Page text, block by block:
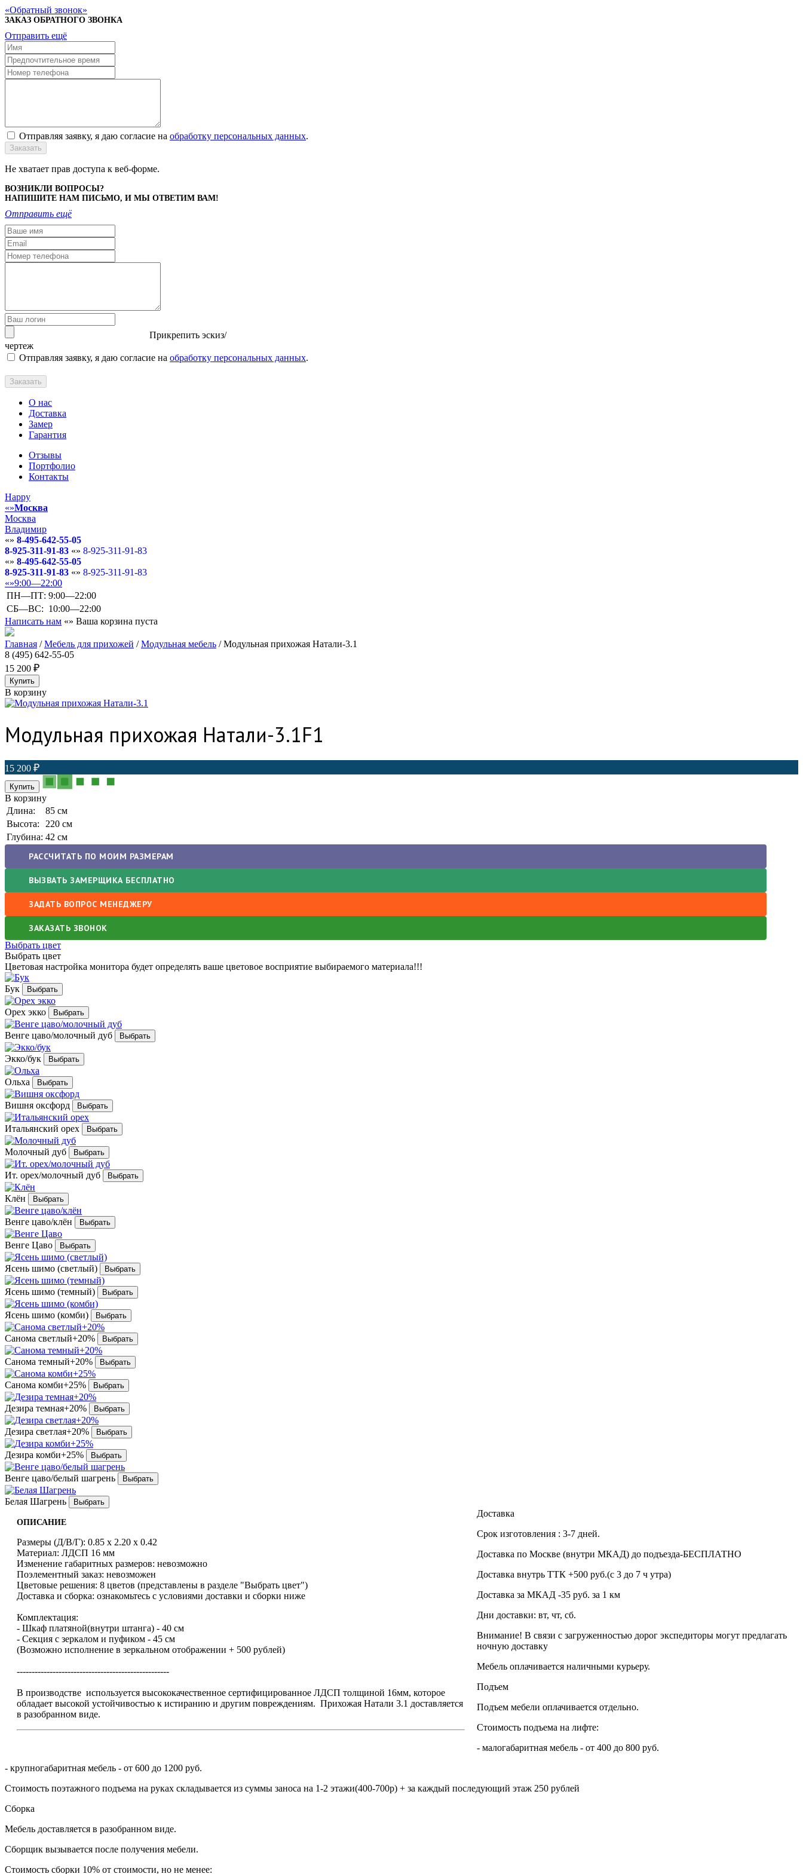
Обратный звонок
ЗАКАЗ ОБРАТНОГО ЗВОНКА
Отправить ещё
Отправляя заявку, я даю согласие на обработку персональных данных.
Заказать
Не хватает прав доступа к веб-форме.
ВОЗНИКЛИ ВОПРОСЫ?
НАПИШИТЕ НАМ ПИСЬМО, И МЫ ОТВЕТИМ ВАМ!
Отправить ещё
Прикрепить эскиз/
чертеж
Отправляя заявку, я даю согласие на обработку персональных данных.
Заказать
О нас
Доставка
Замер
Гарантия
Отзывы
Портфолио
Контакты
Happy
Москва
Москва
Владимир
8-495-642-55-05
8-925-311-91-83
8-925-311-91-83
8-495-642-55-05
8-925-311-91-83
8-925-311-91-83
9:00—22:00
ПН—ПТ: 9:00—22:00
СБ—ВС: 10:00—22:00
Написать нам
Ваша корзина пуста
Главная /Мебель для прихожей /Модульная мебель /Модульная прихожая Натали-3.1
8 (495) 642-55-05
15 200
В корзину
Модульная прихожая Натали-3.1F1
15 200
В корзину
Длина:
85 см
Высота:
220 см
Глубина: 42 см
РАССЧИТАТЬ ПО МОИМ РАЗМЕРАМ
ВЫЗВАТЬ ЗАМЕРЩИКА БЕСПЛАТНО
ЗАДАТЬ ВОПРОС МЕНЕДЖЕРУ
ЗАКАЗАТЬ ЗВОНОК
Выбрать цвет
Выбрать цвет
Цветовая настройка монитора будет определять ваше цветовое восприятие выбираемого материала!!!
Бук
Орех экко
Венге цаво/молочный дуб
Экко/бук
Ольха
Вишня оксфорд
Итальянский орех
Молочный дуб
Ит. орех/молочный дуб
Клён
Венге цаво/клён
Венге Цаво
Ясень шимо (светлый)
Ясень шимо (темный)
Ясень шимо (комби)
Санома светлый+20%
Санома темный+20%
Санома комби+25%
Дезира темная+20%
Дезира светлая+20%
Дезира комби+25%
Венге цаво/белый шагрень
Белая Шагрень
ОПИСАНИЕ
Размеры (Д/В/Г): 0.85 x 2.20 x 0.42
Материал: ЛДСП 16 мм
Изменение габаритных размеров: невозможно
Поэлементный заказ: невозможен
Цветовые решения: 8 цветов (представлены в разделе "Выбрать цвет")
Доставка и сборка: ознакомьтесь с условиями доставки и сборки ниже
Комплектация:
- Шкаф платяной(внутри штанга) - 40 см
- Секция с зеркалом и пуфиком - 45 см
(Возможно исполнение в зеркальном отображении + 500 рублей)
---------------------------------------------------
В производстве используется высококачественное сертифицированное ЛДСП толщиной 16мм, которое
обладает высокой устойчивостью к истиранию и другим повреждениям. Прихожая Натали 3.1 доставляется
в разобранном виде.
Доставка
Срок изготовления : 3-7 дней.
Доставка по Москве (внутри МКАД) до подъезда-БЕСПЛАТНО
Доставка внутрь ТТК +500 руб.(с 3 до 7 ч утра)
Доставка за МКАД -35 руб. за 1 км
Дни доставки: вт, чт, сб.
Внимание! В связи с загруженностью дорог экспедиторы могут предлагать
ночную доставку
Мебель оплачивается наличными курьеру.
Подъем
Подъем мебели оплачивается отдельно.
Стоимость подъема на лифте:
- малогабаритная мебель - от 400 до 800 руб.
- крупногабаритная мебель - от 600 до 1200 руб.
Стоимость поэтажного подъема на руках складывается из суммы заноса на 1-2 этажи(400-700р) + за каждый последующий этаж 250 рублей
Сборка
Мебель доставляется в разобранном виде.
Сборщик вызывается после получения мебели.
Стоимость сборки 10% от стоимости, но не менее: